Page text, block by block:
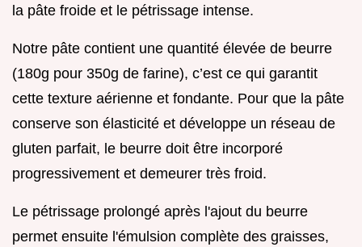
la pâte froide et le pétrissage intense.
Notre pâte contient une quantité élevée de beurre
(180g pour 350g de farine), c’est ce qui garantit
cette texture aérienne et fondante. Pour que la pâte
conserve son élasticité et développe un réseau de
gluten parfait, le beurre doit être incorporé
progressivement et demeurer très froid.
Le pétrissage prolongé après l'ajout du beurre
permet ensuite l'émulsion complète des graisses,